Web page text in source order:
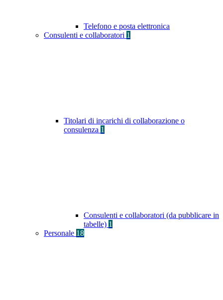
Telefono e posta elettronica
Consulenti e collaboratori 1
Titolari di incarichi di collaborazione o
consulenza 1
Consulenti e collaboratori (da pubblicare in
tabelle) 1
Personale 18